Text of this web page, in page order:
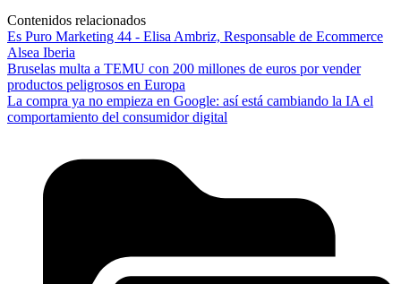
Contenidos relacionados
Es Puro Marketing 44 - Elisa Ambriz, Responsable de Ecommerce
Alsea Iberia
Bruselas multa a TEMU con 200 millones de euros por vender
productos peligrosos en Europa
La compra ya no empieza en Google: así está cambiando la IA el
comportamiento del consumidor digital